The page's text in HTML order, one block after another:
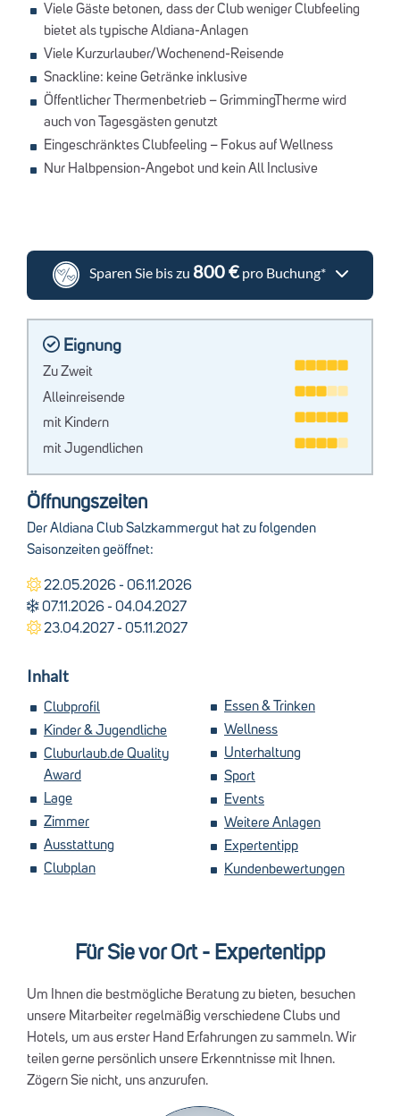
Inhalt
Clubprofil
Kinder & Jugendliche
Cluburlaub.de Quality
Award
Lage
Zimmer
Ausstattung
Clubplan
Essen & Trinken
Wellness
Unterhaltung
Sport
Events
Weitere Anlagen
Expertentipp
Kundenbewertungen
Eignung
Zu Zweit
Alleinreisende
mit Kindern
mit Jugendlichen
Öffnungszeiten
Der Aldiana Club Salzkammergut hat zu folgenden
Saisonzeiten geöffnet:
22.05.2026 - 06.11.2026
07.11.2026 - 04.04.2027
23.04.2027 - 05.11.2027
Sparen Sie bis zu 800 €pro Buchung*
Viele Gäste betonen, dass der Club weniger Clubfeeling
bietet als typische Aldiana-Anlagen
Viele Kurzurlauber/Wochenend-Reisende
Snackline: keine Getränke inklusive
Öffentlicher Thermenbetrieb – GrimmingTherme wird
auch von Tagesgästen genutzt
Eingeschränktes Clubfeeling – Fokus auf Wellness
Nur Halbpension-Angebot und kein All Inclusive
Für Sie vor Ort - Expertentipp
Um Ihnen die bestmögliche Beratung zu bieten, besuchen
unsere Mitarbeiter regelmäßig verschiedene Clubs und
Hotels, um aus erster Hand Erfahrungen zu sammeln. Wir
teilen gerne persönlich unsere Erkenntnisse mit Ihnen.
Zögern Sie nicht, uns anzurufen.